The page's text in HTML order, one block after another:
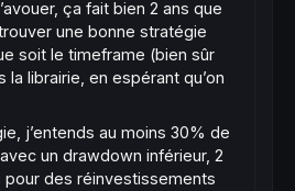
ça fait bien 2 ans que
une bonne stratégie
soit le timeframe (bien sûr
la librairie, en espérant qu’on
j’entends au moins 30% de
un drawdown inférieur, 2
pour des réinvestissements